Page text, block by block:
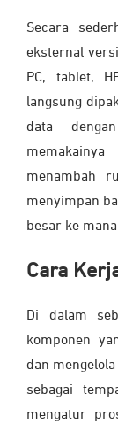
Secara
eksternal
PC, tablet,
langsung
data
menambah
menyimpan
besar ke
Cara
Di dalam
komponen
dan
sebagai
mengatur